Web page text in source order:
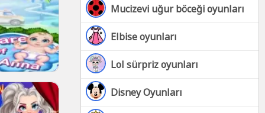
Mucizevi uğur böceği oyunları
Elbise oyunları
Lol sürpriz oyunları
Disney Oyunları